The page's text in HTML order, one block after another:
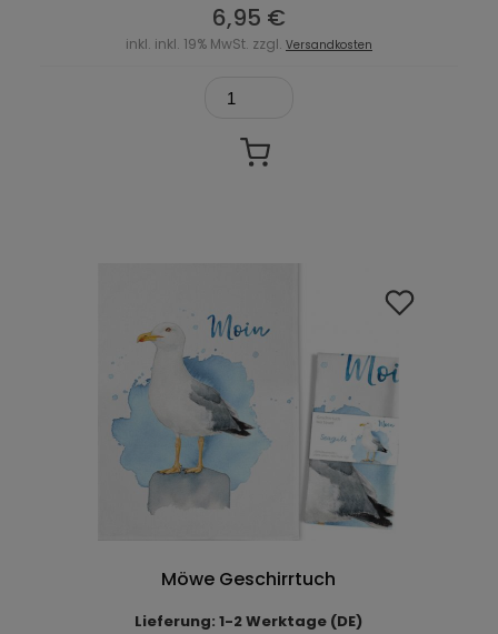
6,95 €
inkl. inkl. 19% MwSt. zzgl. Versandkosten
Möwe Geschirrtuch
Lieferung: 1-2 Werktage (DE)